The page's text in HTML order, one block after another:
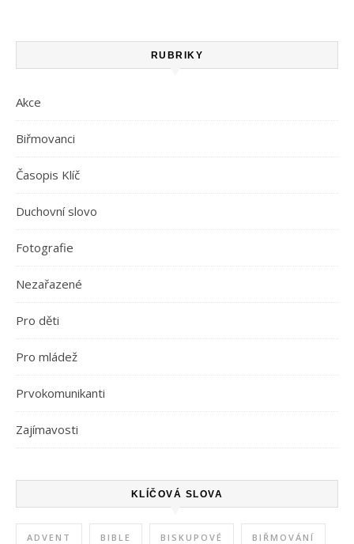
RUBRIKY
Akce
Biřmovanci
Časopis Klíč
Duchovní slovo
Fotografie
Nezařazené
Pro děti
Pro mládež
Prvokomunikanti
Zajímavosti
KLÍČOVÁ SLOVA
ADVENT BIBLE BISKUPOVÉ BIŘMOVÁNÍ